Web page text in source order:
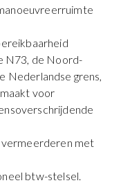
N73, de Noord-
Nederlandse grens,
voor
vermeerderen met
btw-stelsel.